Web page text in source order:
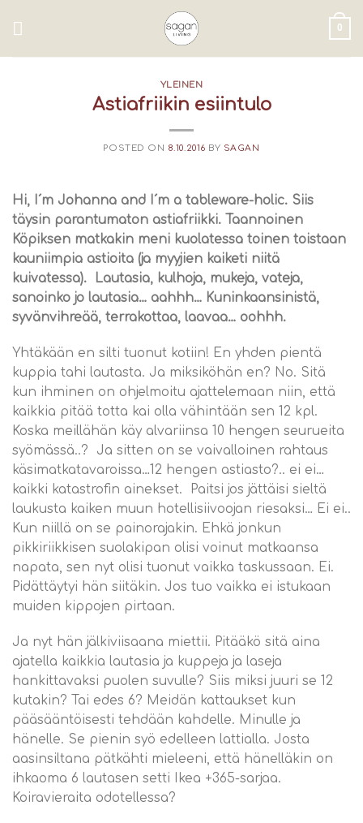
0
YLEINEN
Astiafriikin esiintulo
POSTED ON 8.10.2016 BY SAGAN
Hi, I´m Johanna and I´m a tableware-holic. Siis
täysin parantumaton astiafriikki. Taannoinen
Köpiksen matkakin meni kuolatessa toinen toistaan
kauniimpia astioita (ja myyjien kaiketi niitä
kuivatessa). Lautasia, kulhoja, mukeja, vateja,
sanoinko jo lautasia… aahhh… Kuninkaansinistä,
syvänvihreää, terrakottaa, laavaa… oohhh.
Yhtäkään en silti tuonut kotiin! En yhden pientä
kuppia tahi lautasta. Ja miksiköhän en? No. Sitä
kun ihminen on ohjelmoitu ajattelemaan niin, että
kaikkia pitää totta kai olla vähintään sen 12 kpl.
Koska meillähän käy alvariinsa 10 hengen seurueita
syömässä..? Ja sitten on se vaivalloinen rahtaus
käsimatkatavaroissa…12 hengen astiasto?.. ei ei…
kaikki katastrofin ainekset. Paitsi jos jättäisi sieltä
laukusta kaiken muun hotellisiivoojan riesaksi… Ei ei..
Kun niillä on se painorajakin. Ehkä jonkun
pikkiriikkisen suolakipan olisi voinut matkaansa
napata, sen nyt olisi tuonut vaikka taskussaan. Ei.
Pidättäytyi hän siitäkin. Jos tuo vaikka ei istukaan
muiden kippojen pirtaan.
Ja nyt hän jälkiviisaana miettii. Pitääkö sitä aina
ajatella kaikkia lautasia ja kuppeja ja laseja
hankittavaksi puolen suvulle? Siis miksi juuri se 12
kutakin? Tai edes 6? Meidän kattaukset kun
pääsääntöisesti tehdään kahdelle. Minulle ja
hänelle. Se pienin syö edelleen lattialla. Josta
aasinsiltana pätkähti mieleeni, että hänelläkin on
ihkaoma 6 lautasen setti Ikea +365-sarjaa.
Koiravieraita odotellessa?